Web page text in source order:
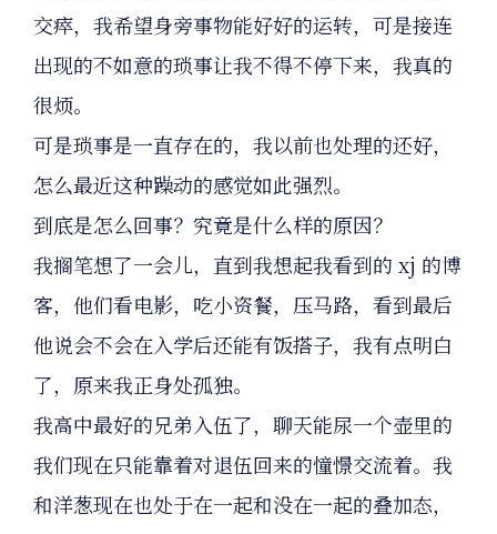
交瘁，我希望身旁事物能好好的运转，可是接连
出现的不如意的琐事让我不得不停下来，我真的
很烦。
可是琐事是一直存在的，我以前也处理的还好，
怎么最近这种躁动的感觉如此强烈。
到底是怎么回事？究竟是什么样的原因？
我搁笔想了一会儿，直到我想起我看到的 xj 的博
客，他们看电影，吃小资餐，压马路，看到最后
他说会不会在入学后还能有饭搭子，我有点明白
了，原来我正身处孤独。
我高中最好的兄弟入伍了，聊天能尿一个壶里的
我们现在只能靠着对退伍回来的憧憬交流着。我
和洋葱现在也处于在一起和没在一起的叠加态，